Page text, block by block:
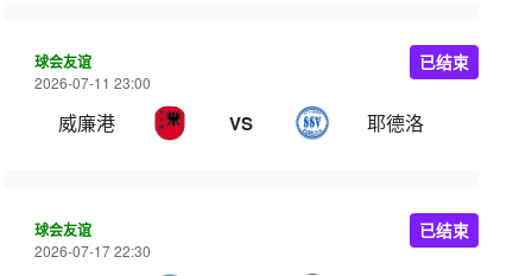
球会友谊
2026-07-11 23:00
威廉港 VS 耶德洛
已结束
球会友谊
2026-07-17 22:30
已结束